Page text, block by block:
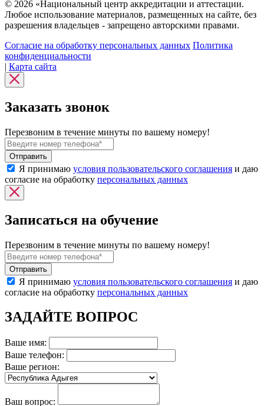
© 2026 «Национальный центр аккредитации и аттестации.
Любое использование материалов, размещенных на сайте, без
разрешения владельцев - запрещено авторскими правами.
Согласие на обработку персональных данных Политика
конфиденциальности
| Карта сайта
Заказать звонок
Перезвоним в течение минуты по вашему номеру!
Я принимаю условия пользовательского соглашения и даю
согласие на обработку персональных данных
Записаться на обучение
Перезвоним в течение минуты по вашему номеру!
Я принимаю условия пользовательского соглашения и даю
согласие на обработку персональных данных
ЗАДАЙТЕ ВОПРОС
Ваше имя:
Ваше телефон:
Ваше регион:
Ваш вопрос: